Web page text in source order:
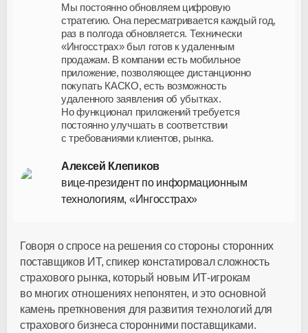
Мы постоянно обновляем цифровую
стратегию. Она пересматривается каждый год,
раз в полгода обновляется. Технически
«Ингосстрах» был готов к удаленным
продажам. В компании есть мобильное
приложение, позволяющее дистанционно
покупать КАСКО, есть возможность
удаленного заявления об убытках.
Но функционал приложений требуется
постоянно улучшать в соответствии
с требованиями клиентов, рынка.
Алексей Клепиков
вице-президентпо информационным
технологиям, «Ингосстрах»
Говоря о спросе на решения со стороны сторонних
поставщиков ИТ, спикер констатировал сложность
страхового рынка, который новым ИТ-игрокам
во многих отношениях непонятен, и это основной
камень преткновения для развития технологий для
страхового бизнеса сторонними поставщиками.